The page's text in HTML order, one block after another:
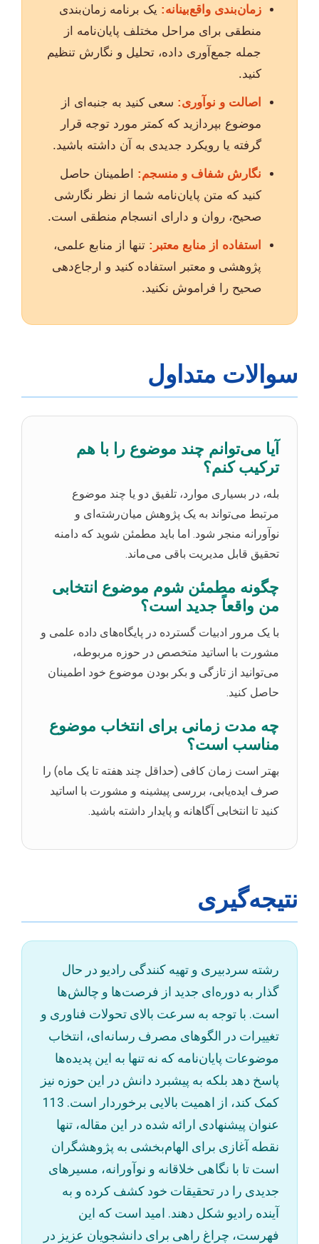
زمان‌بندی واقع‌بینانه: یک برنامه زمان‌بندی
منطقی برای مراحل مختلف پایان‌نامه از
جمله جمع‌آوری داده، تحلیل و نگارش تنظیم
کنید.
اصالت و نوآوری: سعی کنید به جنبه‌ای از
موضوع بپردازید که کمتر مورد توجه قرار
گرفته یا رویکرد جدیدی به آن داشته باشید.
نگارش شفاف و منسجم: اطمینان حاصل
کنید که متن پایان‌نامه شما از نظر نگارشی
صحیح، روان و دارای انسجام منطقی است.
استفاده از منابع معتبر: تنها از منابع علمی،
پژوهشی و معتبر استفاده کنید و ارجاع‌دهی
صحیح را فراموش نکنید.
سوالات متداول
آیا می‌توانم چند موضوع را با هم
ترکیب کنم؟
بله، در بسیاری موارد، تلفیق دو یا چند موضوع
مرتبط می‌تواند به یک پژوهش میان‌رشته‌ای و
نوآورانه منجر شود. اما باید مطمئن شوید که دامنه
تحقیق قابل مدیریت باقی می‌ماند.
چگونه مطمئن شوم موضوع انتخابی
من واقعاً جدید است؟
با یک مرور ادبیات گسترده در پایگاه‌های داده علمی و
مشورت با اساتید متخصص در حوزه مربوطه،
می‌توانید از تازگی و بکر بودن موضوع خود اطمینان
حاصل کنید.
چه مدت زمانی برای انتخاب موضوع
مناسب است؟
بهتر است زمان کافی (حداقل چند هفته تا یک ماه) را
صرف ایده‌یابی، بررسی پیشینه و مشورت با اساتید
کنید تا انتخابی آگاهانه و پایدار داشته باشید.
نتیجه‌گیری
رشته سردبیری و تهیه کنندگی رادیو در حال
گذار به دوره‌ای جدید از فرصت‌ها و چالش‌ها
است. با توجه به سرعت بالای تحولات فناوری و
تغییرات در الگوهای مصرف رسانه‌ای، انتخاب
موضوعات پایان‌نامه که نه تنها به این پدیده‌ها
پاسخ دهد بلکه به پیشبرد دانش در این حوزه نیز
کمک کند، از اهمیت بالایی برخوردار است. 113
عنوان پیشنهادی ارائه شده در این مقاله، تنها
نقطه‌ آغازی برای الهام‌بخشی به پژوهشگران
است تا با نگاهی خلاقانه و نوآورانه، مسیرهای
جدیدی را در تحقیقات خود کشف کرده و به
آینده رادیو شکل دهند. امید است که این
فهرست، چراغ راهی برای دانشجویان عزیز در